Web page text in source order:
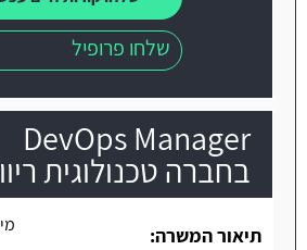
שלחו פרופיל
DevOps Manager
בחברה טכנולוגית
תיאור המשרה: